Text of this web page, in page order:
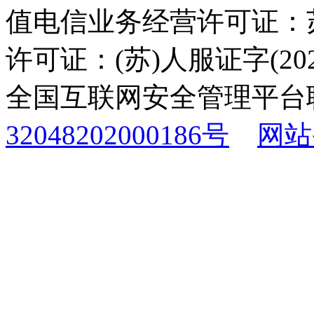
值电信业务经营许可证
许可证：(苏)人服证字
全国互联网安全管理平
32048202000186号
网